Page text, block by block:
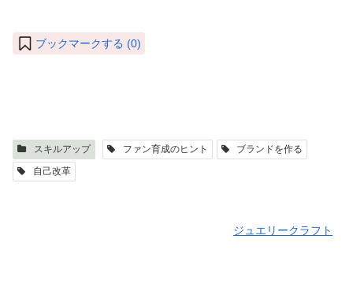
ブックマークする (0)
スキルアップ ファン育成のヒント
ブランドを作る
自己改革
ジュエリークラフト